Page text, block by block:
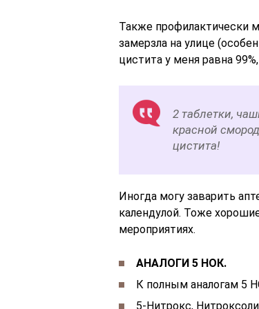
Также профилактически
замерзла на улице
цистита у меня равна
2 таблетки,
красной
цистита!
Иногда могу заварить
календулой. Тоже
мероприятиях.
АНАЛОГИ 5 НОК.
К полным аналогам 5
5-Нитрокс,